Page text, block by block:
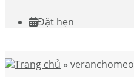
Đặt hẹn
Trang chủ » veranchomeo